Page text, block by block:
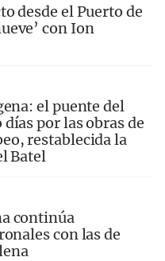
desde el Puerto de
con Ion
el puente del
por las obras de
restablecida la
Batel
continúa
con las de